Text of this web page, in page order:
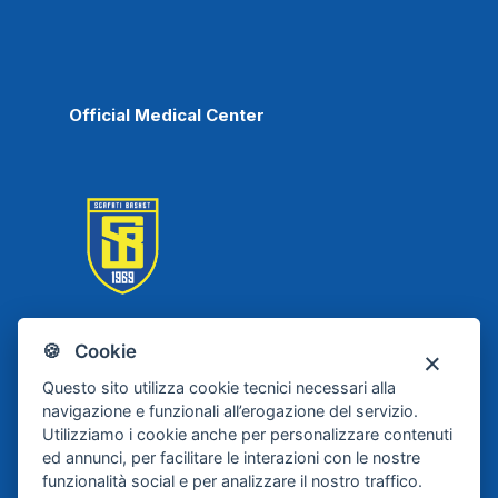
🍪 Cookie
Questo sito utilizza cookie tecnici necessari alla
navigazione e funzionali all’erogazione del servizio.
Utilizziamo i cookie anche per personalizzare contenuti
ed annunci, per facilitare le interazioni con le nostre
funzionalità social e per analizzare il nostro traffico.
Official Medical Center
Scafati Basket